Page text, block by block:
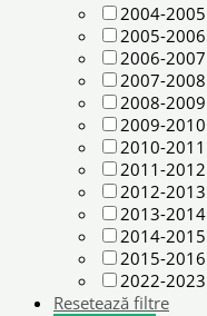
2004-2005
2005-2006
2006-2007
2007-2008
2008-2009
2009-2010
2010-2011
2011-2012
2012-2013
2013-2014
2014-2015
2015-2016
2022-2023
Resetează filtre